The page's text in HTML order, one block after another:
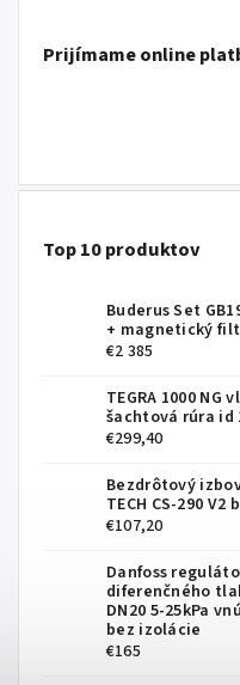
Prijímame online
Top 10 produktov
Buderus Set
+ magnetický
€2 385
TEGRA 1000 NG
šachtová rúra id
€299,40
Bezdrôtový
TECH CS-290 V2
€107,20
Danfoss
diferenčného
DN20 5-25kPa
bez izolácie
€165